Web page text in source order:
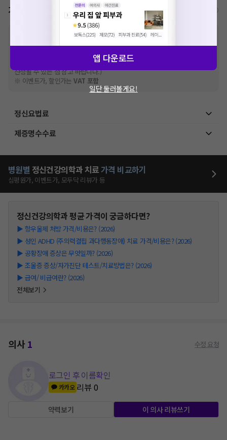
가격표 비급여/급여 진료란?
추가비용 등으로 실제 가격과 상이할 수 있으니, 정확
한 가격은 해당 의료기관에 직접 문의해주세요.
건강보험심사평가원에 고지되어 있는 급여 진료 기준 가
격입니다. (진료와 연관된 복합적인 비용이 추가되어, 병원마다 금액이 다르게
산정될 수 있는 점 참고 바랍니다.)
※ 이벤트가, 할인가는VAT 포함
정신요법료
제증명수수료
병원별 정신건강의학과 치료가격 비교하기
심평원가, 이벤트가, 모두닥 리뷰가 등
정신건강의학과평균 가격이 궁금하다면?
▶ 항우울제 처방 가격/비용은? (2026)
▶ 성인 ADHD (주의력결핍 과다행동장애) 치료 가격/비용은? (2026)
▶ 공황장애 증상은 무엇일까? (2026)
▶ 조울증 증상/자가진단 테스트/치료방법은? (2026)
▶ 급여/ 비급여란? (2026)
전체보기
의사1 수정 요청
로그인 후 이름확인
카카오 리뷰0
약력보기 이 의사 리뷰쓰기
앱 다운로드
일단 둘러볼게요!